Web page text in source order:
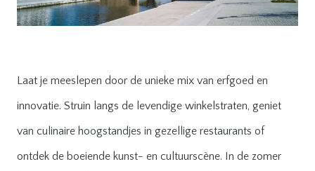
Laat je meeslepen door de unieke mix van erfgoed en
innovatie. Struin langs de levendige winkelstraten, geniet
van culinaire hoogstandjes in gezellige restaurants of
ontdek de boeiende kunst- en cultuurscène. In de zomer